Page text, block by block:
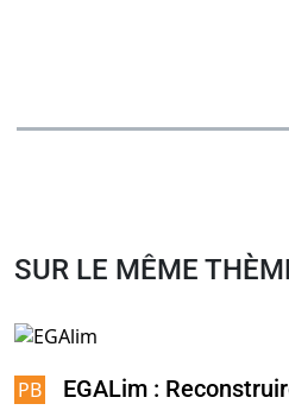
SUR LE MÊME
EGALim :